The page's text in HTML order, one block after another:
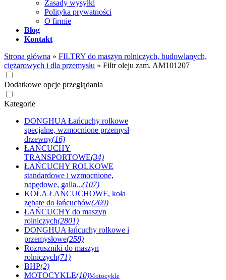
Zasady wysyłki
Polityka prywatności
O firmie
Blog
Kontakt
Strona główna » FILTRY do maszyn rolniczych, budowlanych,
ciężarowych i dla przemysłu » Filtr oleju zam. AM101207
Dodatkowe opcje przeglądania
Kategorie
DONGHUA Łańcuchy rolkowe
specjalne, wzmocnione przemysł
drzewny(16)
ŁAŃCUCHY
TRANSPORTOWE(34)
ŁAŃCUCHY ROLKOWE
standardowe i wzmocnione,
napędowe, galla...(107)
KOŁA ŁAŃCUCHOWE, koła
zębate do łańcuchów(269)
ŁAŃCUCHY do maszyn
rolniczych(2801)
DONGHUA łańcuchy rolkowe i
przemysłowe(258)
Rozruszniki do maszyn
rolniczych(71)
BHP(2)
MOTOCYKLE(10)Motocykle